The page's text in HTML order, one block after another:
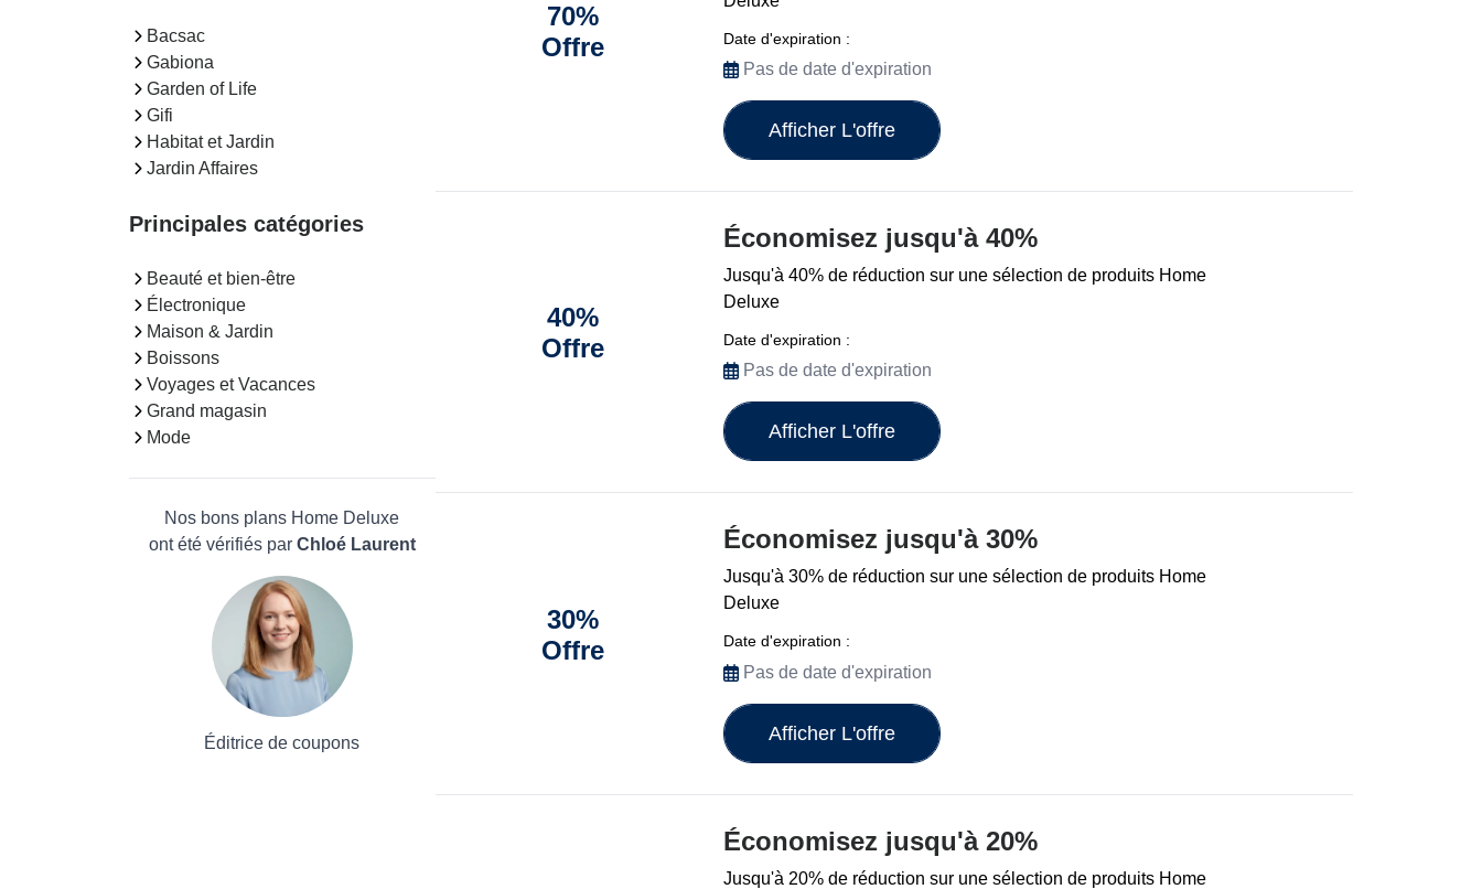
Bacsac
Gabiona
Garden of Life
Gifi
Habitat et Jardin
Jardin Affaires
Principales catégories
Beauté et bien-être
Électronique
Maison & Jardin
Boissons
Voyages et Vacances
Grand magasin
Mode
Nos bons plans Home Deluxe
ont été vérifiés par Chloé Laurent
Éditrice de coupons
70%
Offre
Date d'expiration :
Pas de date d'expiration
Afficher L'offre
40%
Offre
Économisez jusqu'à 40%
Jusqu'à 40% de réduction sur une sélection de produits Home
Deluxe
Date d'expiration :
Pas de date d'expiration
Afficher L'offre
30%
Offre
Économisez jusqu'à 30%
Jusqu'à 30% de réduction sur une sélection de produits Home
Deluxe
Date d'expiration :
Pas de date d'expiration
Afficher L'offre
Économisez jusqu'à 20%
Jusqu'à 20% de réduction sur une sélection de produits Home